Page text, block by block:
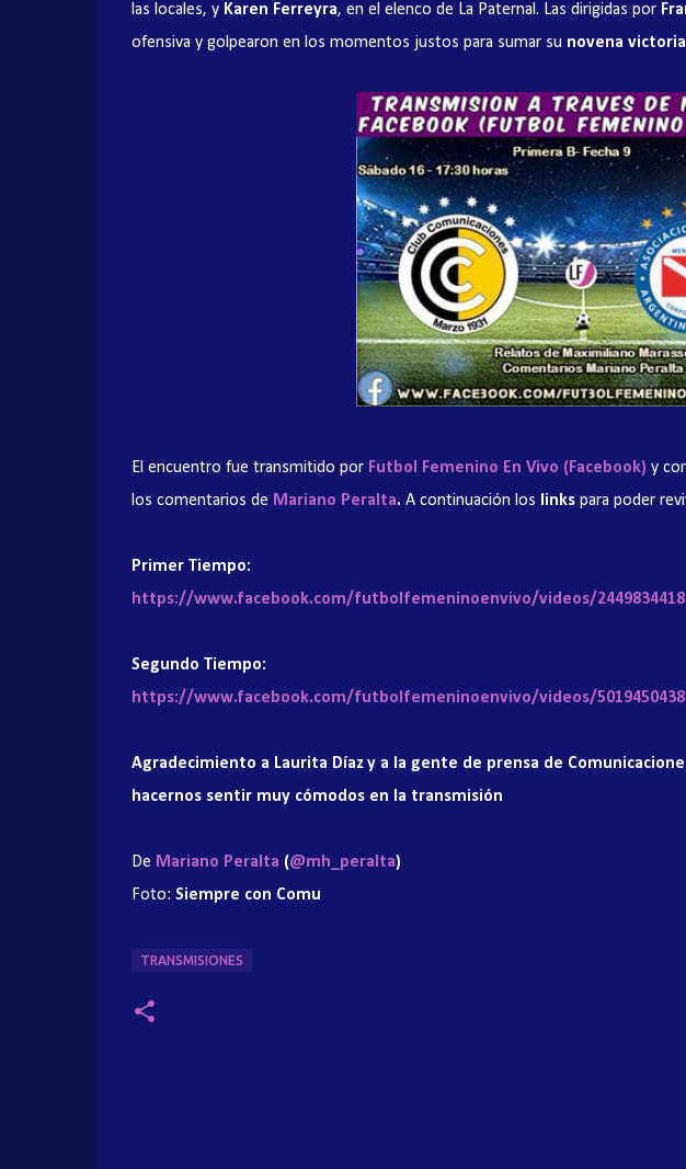
las locales, y Karen Ferreyra, en el elenco de La Paternal. Las dirigidas por
ofensiva y golpearon en los momentos justos para sumar su novena
El encuentro fue transmitido por Futbol Femenino En Vivo (Facebook) y
los comentarios de Mariano Peralta. A continuación los links para poder
Primer Tiempo:
https://www.facebook.com/futbolfemeninoenvivo/videos/
Segundo Tiempo:
https://www.facebook.com/futbolfemeninoenvivo/videos/
Agradecimiento a Laurita Díaz y a la gente de prensa de
hacernos sentir muy cómodos en la transmisión
De Mariano Peralta (@mh_peralta)
Foto: Siempre con Comu
TRANSMISIONES